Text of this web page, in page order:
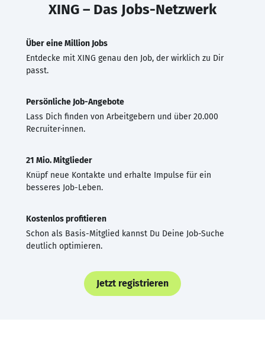
XING – Das Jobs-Netzwerk
Über eine Million Jobs
Entdecke mit XING genau den Job, der wirklich zu Dir
passt.
Persönliche Job-Angebote
Lass Dich finden von Arbeitgebern und über 20.000
Recruiter·innen.
21 Mio. Mitglieder
Knüpf neue Kontakte und erhalte Impulse für ein
besseres Job-Leben.
Kostenlos profitieren
Schon als Basis-Mitglied kannst Du Deine Job-Suche
deutlich optimieren.
Jetzt registrieren